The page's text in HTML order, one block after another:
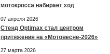
мотокросса набирает ход
07 апреля 2026
Стенд Optimax стал центром
притяжения на «Мотовесне-2026»
27 марта 2026